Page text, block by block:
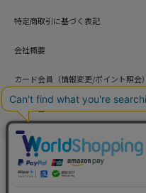
特定商取引に基づく表記
会社概要
カード会員（情報変更/ポイント照会）